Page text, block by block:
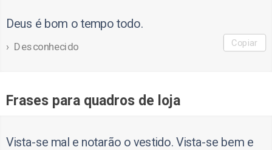
Deus é bom o tempo todo.
Desconhecido Copiar
Frases para quadros de loja
Vista-se mal e notarão o vestido. Vista-se bem e